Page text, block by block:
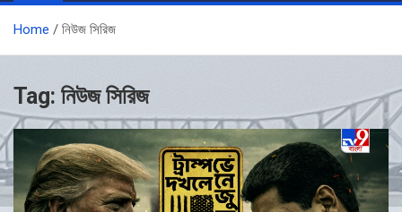
Home নিউজ সিরিজ
Tag: নিউজ সিরিজ